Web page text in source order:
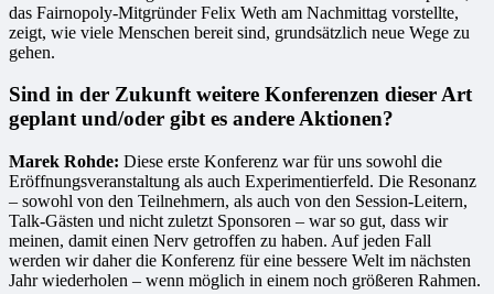
das Fairnopoly-Mitgründer Felix Weth am Nachmittag vorstellte,
zeigt, wie viele Menschen bereit sind, grundsätzlich neue Wege zu
gehen.
Sind in der Zukunft weitere Konferenzen dieser Art
geplant und/oder gibt es andere Aktionen?
Marek Rohde: Diese erste Konferenz war für uns sowohl die
Eröffnungsveranstaltung als auch Experimentierfeld. Die Resonanz
– sowohl von den Teilnehmern, als auch von den Session-Leitern,
Talk-Gästen und nicht zuletzt Sponsoren – war so gut, dass wir
meinen, damit einen Nerv getroffen zu haben. Auf jeden Fall
werden wir daher die Konferenz für eine bessere Welt im nächsten
Jahr wiederholen – wenn möglich in einem noch größeren Rahmen.